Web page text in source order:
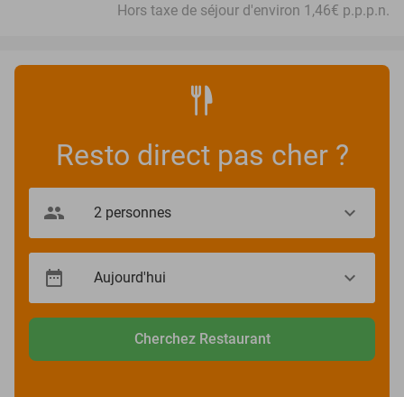
Hors taxe de séjour d'environ 1,46€ p.p.p.n.
Resto direct pas cher ?
Cherchez Restaurant